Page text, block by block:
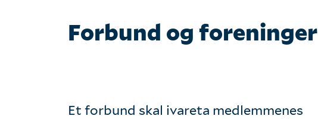
Hva tenker vi?
Forbund og foreninger
Et forbund skal ivareta medlemmenes